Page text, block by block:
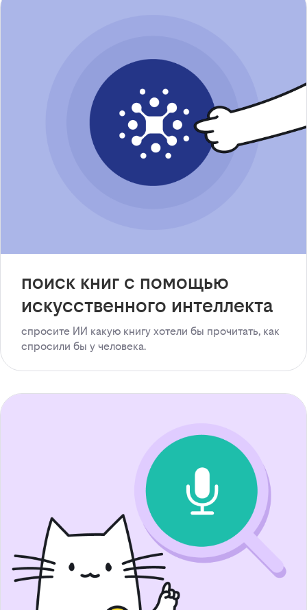
поиск книг с помощью
искусственного интеллекта
спросите ИИ какую книгу хотели бы прочитать, как
спросили бы у человека.